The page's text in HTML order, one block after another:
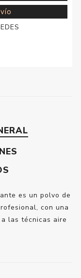
es un polvo de
con una
las técnicas aire